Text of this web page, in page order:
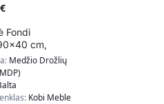
€
Fondi
cm,
spalvos
Medžio Drožlių
Kobi Meble